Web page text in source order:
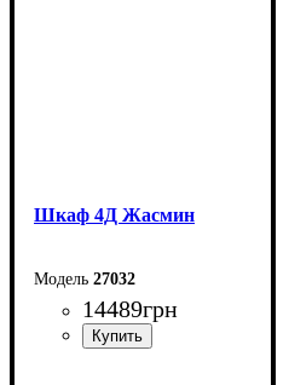
Шкаф 4Д Жасмин
27032
14489грн